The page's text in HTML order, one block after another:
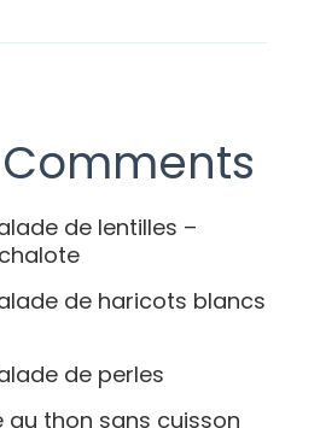
de lentilles –
de haricots blancs
de perles
au thon sans cuisson